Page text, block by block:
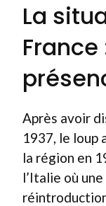
La
Après avoir
1937, le loup
la région en
l’Italie où